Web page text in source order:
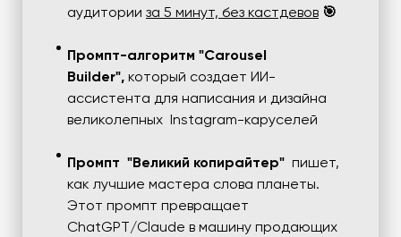
аудитории за 5 минут, без кастдевов 🎯
Промпт-алгоритм "Carousel
Builder", который создает ИИ-
ассистента для написания и дизайна
великолепных Instagram-каруселей
Промпт "Великий копирайтер" пишет,
как лучшие мастера слова планеты.
Этот промпт превращает
ChatGPT/Claude в машину продающих